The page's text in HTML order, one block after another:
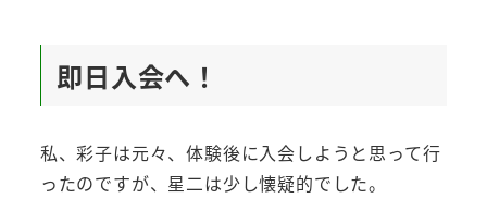
即日入会へ！
私、彩子は元々、体験後に入会しようと思って行
ったのですが、星二は少し懐疑的でした。